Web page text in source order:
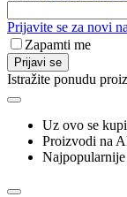
Prijavite se za novi
Zapamti me
Prijavi se
Istražite ponudu
Uz ovo se
Proizvodi na
Najpopularnije